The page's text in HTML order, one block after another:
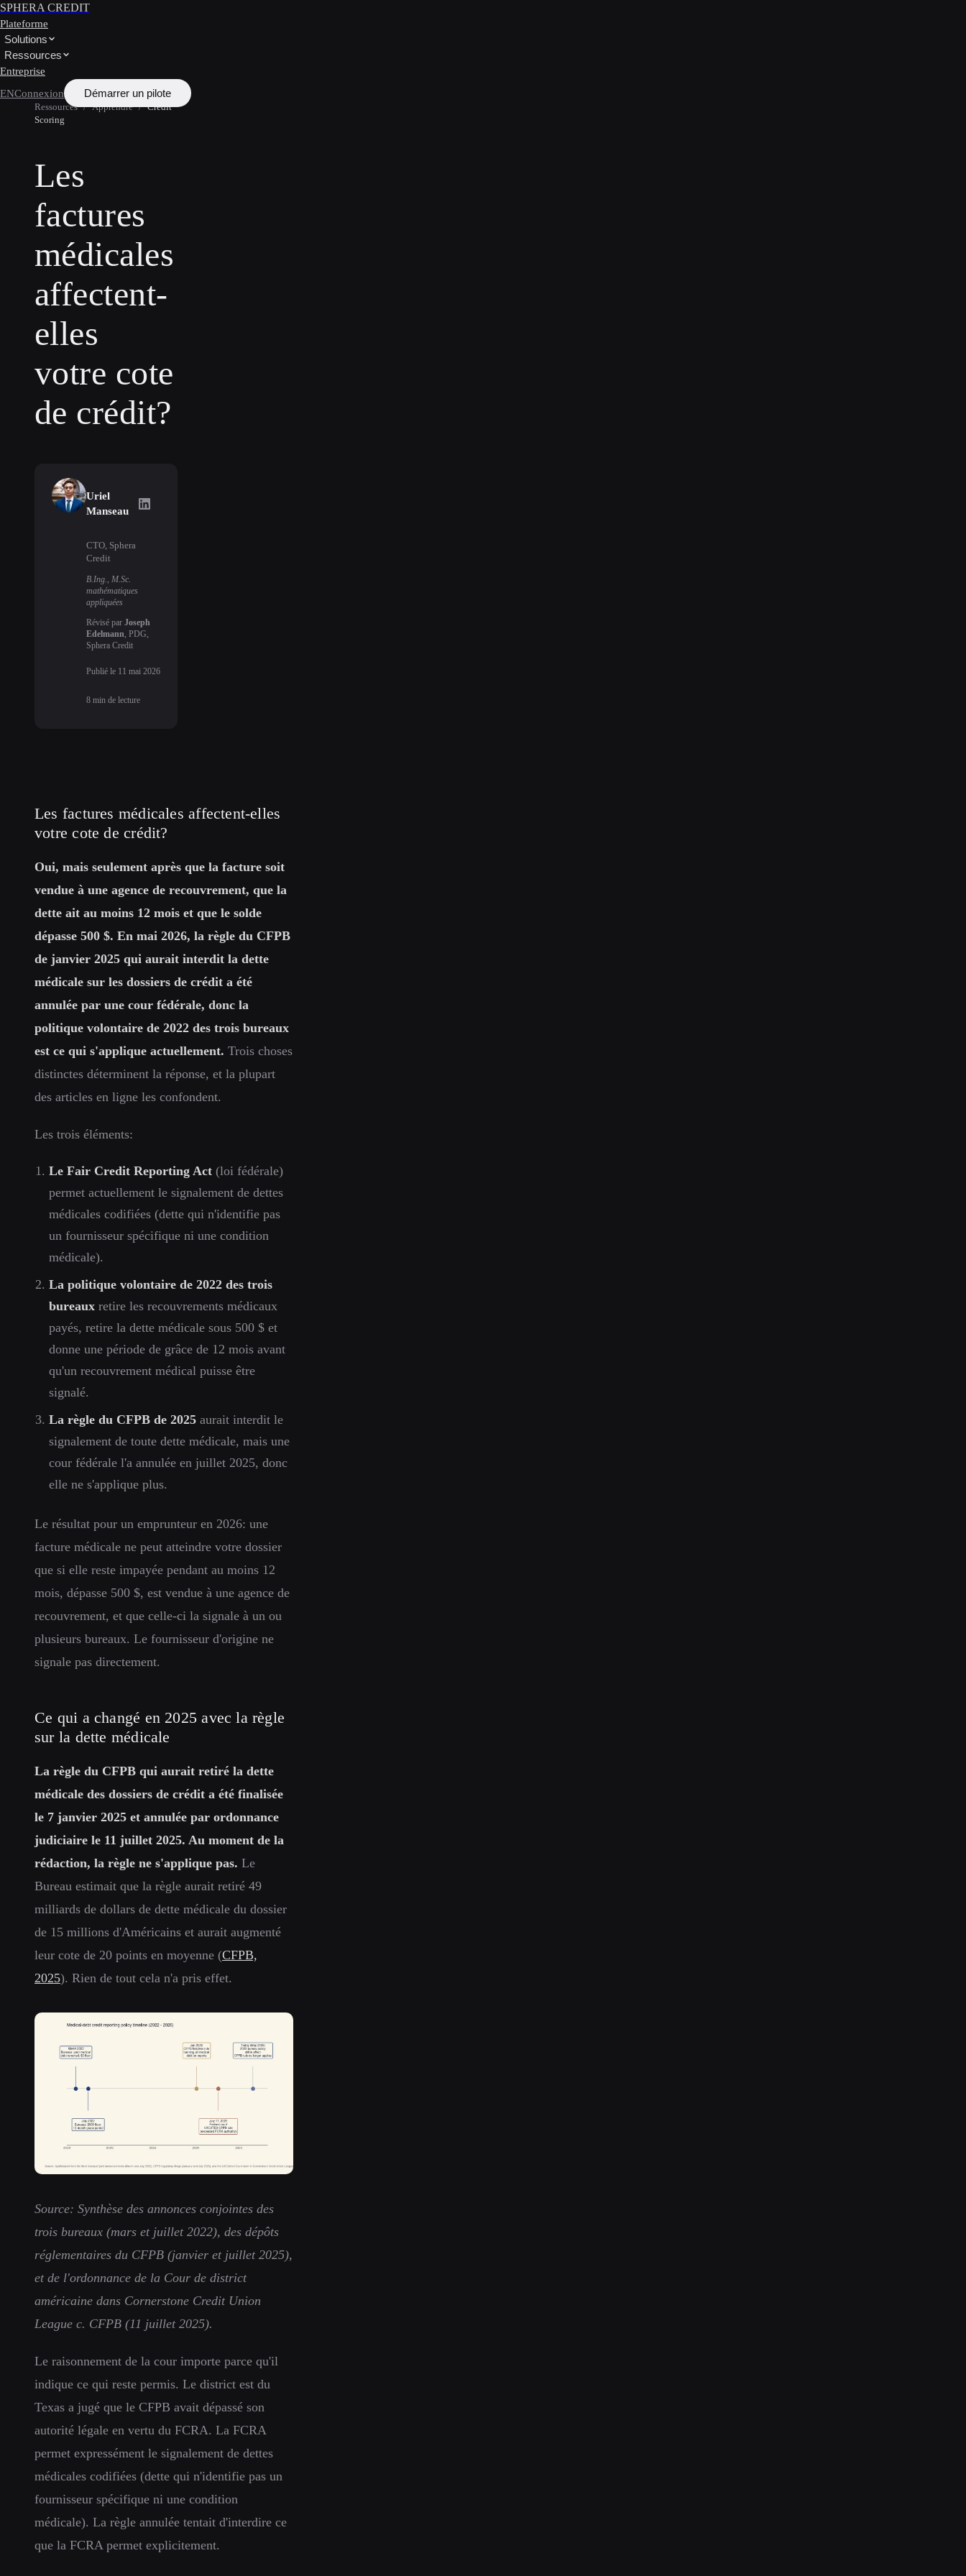
SPHERA CREDIT
Plateforme
Solutions
Ressources
Entreprise
ENConnexion Démarrer un pilote
Ressources / Apprendre / Credit
Scoring
Les
factures
médicales
affectent-
elles
votre cote
de crédit?
Uriel
Manseau
Uriel Manseau
CTO, Sphera
Credit
B.Ing., M.Sc.
mathématiques
appliquées
Révisé par Joseph
Edelmann, PDG,
Sphera Credit
Publié le 11 mai 2026
8 min de lecture
Les factures médicales affectent-elles
votre cote de crédit?
Oui, mais seulement après que la facture soit
vendue à une agence de recouvrement, que la
dette ait au moins 12 mois et que le solde
dépasse 500 $. En mai 2026, la règle du CFPB
de janvier 2025 qui aurait interdit la dette
médicale sur les dossiers de crédit a été
annulée par une cour fédérale, donc la
politique volontaire de 2022 des trois bureaux
est ce qui s'applique actuellement. Trois choses
distinctes déterminent la réponse, et la plupart
des articles en ligne les confondent.
Les trois éléments:
Le Fair Credit Reporting Act (loi fédérale)
permet actuellement le signalement de dettes
médicales codifiées (dette qui n'identifie pas
un fournisseur spécifique ni une condition
médicale).
La politique volontaire de 2022 des trois
bureaux retire les recouvrements médicaux
payés, retire la dette médicale sous 500 $ et
donne une période de grâce de 12 mois avant
qu'un recouvrement médical puisse être
signalé.
La règle du CFPB de 2025 aurait interdit le
signalement de toute dette médicale, mais une
cour fédérale l'a annulée en juillet 2025, donc
elle ne s'applique plus.
Le résultat pour un emprunteur en 2026: une
facture médicale ne peut atteindre votre dossier
que si elle reste impayée pendant au moins 12
mois, dépasse 500 $, est vendue à une agence de
recouvrement, et que celle-ci la signale à un ou
plusieurs bureaux. Le fournisseur d'origine ne
signale pas directement.
Ce qui a changé en 2025 avec la règle
sur la dette médicale
La règle du CFPB qui aurait retiré la dette
médicale des dossiers de crédit a été finalisée
le 7 janvier 2025 et annulée par ordonnance
judiciaire le 11 juillet 2025. Au moment de la
rédaction, la règle ne s'applique pas. Le
Bureau estimait que la règle aurait retiré 49
milliards de dollars de dette médicale du dossier
de 15 millions d'Américains et aurait augmenté
leur cote de 20 points en moyenne (CFPB,
2025). Rien de tout cela n'a pris effet.
Source: Synthèse des annonces conjointes des
trois bureaux (mars et juillet 2022), des dépôts
réglementaires du CFPB (janvier et juillet 2025),
et de l'ordonnance de la Cour de district
américaine dans Cornerstone Credit Union
League c. CFPB (11 juillet 2025).
Le raisonnement de la cour importe parce qu'il
indique ce qui reste permis. Le district est du
Texas a jugé que le CFPB avait dépassé son
autorité légale en vertu du FCRA. La FCRA
permet expressément le signalement de dettes
médicales codifiées (dette qui n'identifie pas un
fournisseur spécifique ni une condition
médicale). La règle annulée tentait d'interdire ce
que la FCRA permet explicitement.